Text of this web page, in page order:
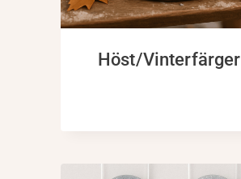
Höst/Vinterfärger